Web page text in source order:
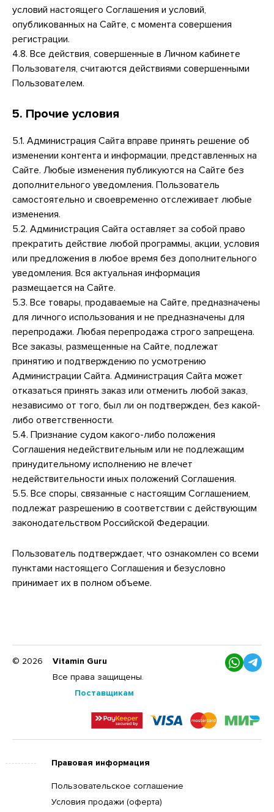
условий настоящего Соглашения и условий,
опубликованных на Сайте, с момента совершения
регистрации.
4.8. Все действия, совершенные в Личном кабинете
Пользователя, считаются действиями совершенными
Пользователем.
5. Прочие условия
5.1. Администрация Сайта вправе принять решение об
изменении контента и информации, представленных на
Сайте. Любые изменения публикуются на Сайте без
дополнительного уведомления. Пользователь
самостоятельно и своевременно отслеживает любые
изменения.
5.2. Администрация Сайта оставляет за собой право
прекратить действие любой программы, акции, условия
или предложения в любое время без дополнительного
уведомления. Вся актуальная информация
размещается на Сайте.
5.3. Все товары, продаваемые на Сайте, предназначены
для личного использования и не предназначены для
перепродажи. Любая перепродажа строго запрещена.
Все заказы, размещенные на Сайте, подлежат
принятию и подтверждению по усмотрению
Администрации Сайта. Администрация Сайта может
отказаться принять заказ или отменить любой заказ,
независимо от того, был ли он подтвержден, без какой-
либо ответственности.
5.4. Признание судом какого-либо положения
Соглашения недействительным или не подлежащим
принудительному исполнению не влечет
недействительности иных положений Соглашения.
5.5. Все споры, связанные с настоящим Соглашением,
подлежат разрешению в соответствии с действующим
законодательством Российской Федерации.
Пользователь подтверждает, что ознакомлен со всеми
пунктами настоящего Соглашения и безусловно
принимает их в полном объеме.
© 2026
Vitamin Guru
Все права защищены.
Поставщикам
Правовая информация
Пользовательское соглашение
Условия продажи (оферта)